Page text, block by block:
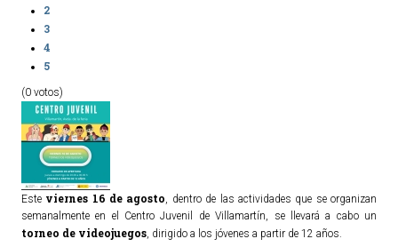
2
3
4
5
(0 votos)
Este viernes 16 de agosto, dentro de las actividades que se organizan
semanalmente en el Centro Juvenil de Villamartín, se llevará a cabo un
torneo de videojuegos, dirigido a los jóvenes a partir de 12 años.